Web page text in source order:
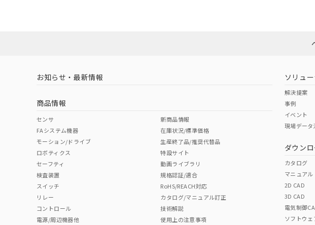
ダウンロードはこちら
中国 RoHS 注意事項・凡例
中国 RoHS表
Pb Hg Cr(VI)
"対応済み"や非含有の記載がされた商品であっても、流通在庫等で未対応品が混在す
（イギリス
（ノルウェー
（日本
お知らせ・最新情報
商品情報
センサ
FAシステム機器
モーション/ドライブ
ロボティクス
セーフティ
検査装置
スイッチ
リレー
コントロール
電源/周辺機器他
新商品情報
在庫状況/標準価格
生産終了品/推奨代替品
特設サイト
動画ライブラリ
規格認証/適合
RoHS/REACH対応
カタログ/マニュアル訂正
技術解説
使用上の注意事項
ソリュ
解決提案
事例
イベント
現場データ
ダウン
カタログ
マニュアル
2D CAD
3D CAD
電気制御
ソフトウェ